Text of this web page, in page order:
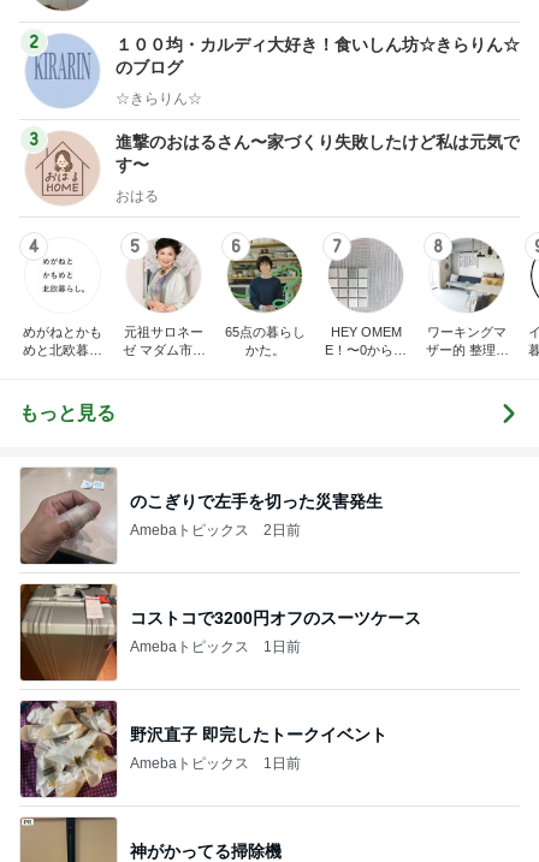
2
１００均・カルディ大好き！食いしん坊☆きらりん☆
のブログ
☆きらりん☆
3
進撃のおはるさん〜家づくり失敗したけど私は元気で
す〜
おはる
4
めがねとかも
めと北欧暮ら
5
元祖サロネー
ゼ マダム市川
6
65点の暮らし
かた。
7
HEY OMEM
E！〜0からの
8
ワーキングマ
ザー的 整理収
もっと見る
のこぎりで左手を切った災害発生
Amebaトピックス 2日前
コストコで3200円オフのスーツケース
Amebaトピックス 1日前
野沢直子 即完したトークイベント
Amebaトピックス 1日前
神がかってる掃除機